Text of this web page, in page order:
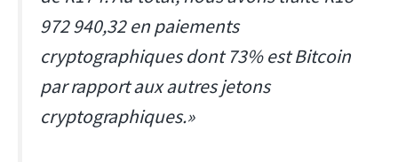
972 940,32 en paiements
cryptographiques dont 73% est Bitcoin
par rapport aux autres jetons
cryptographiques.»